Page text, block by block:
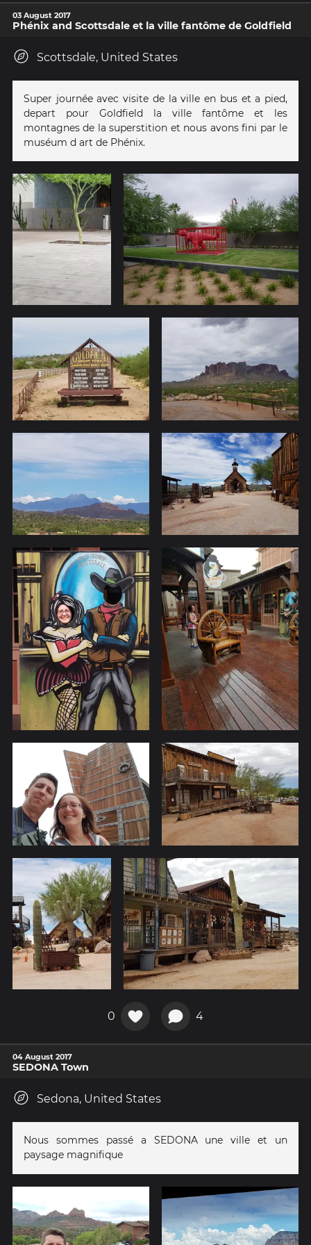
03 August 2017
Phénix and Scottsdale et la ville fantôme de Goldfield
Scottsdale, United States
Super journée avec visite de la ville en bus et a pied,
depart pour Goldfield la ville fantôme et les
montagnes de la superstition et nous avons fini par le
muséum d art de Phénix.
0 4
04 August 2017
SEDONA Town
Sedona, United States
Nous sommes passé a SEDONA une ville et un
paysage magnifique